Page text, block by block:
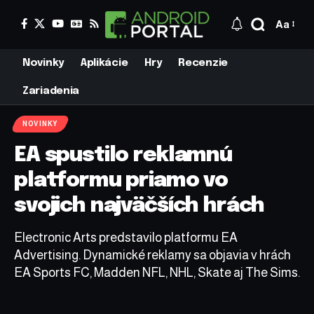
Aa
Novinky Aplikácie Hry Recenzie
Zariadenia
NOVINKY
EA spustilo reklamnú
platformu priamo vo
svojich najväčších hrách
Electronic Arts predstavilo platformu EA
Advertising. Dynamické reklamy sa objavia v hrách
EA Sports FC, Madden NFL, NHL, Skate aj The Sims.